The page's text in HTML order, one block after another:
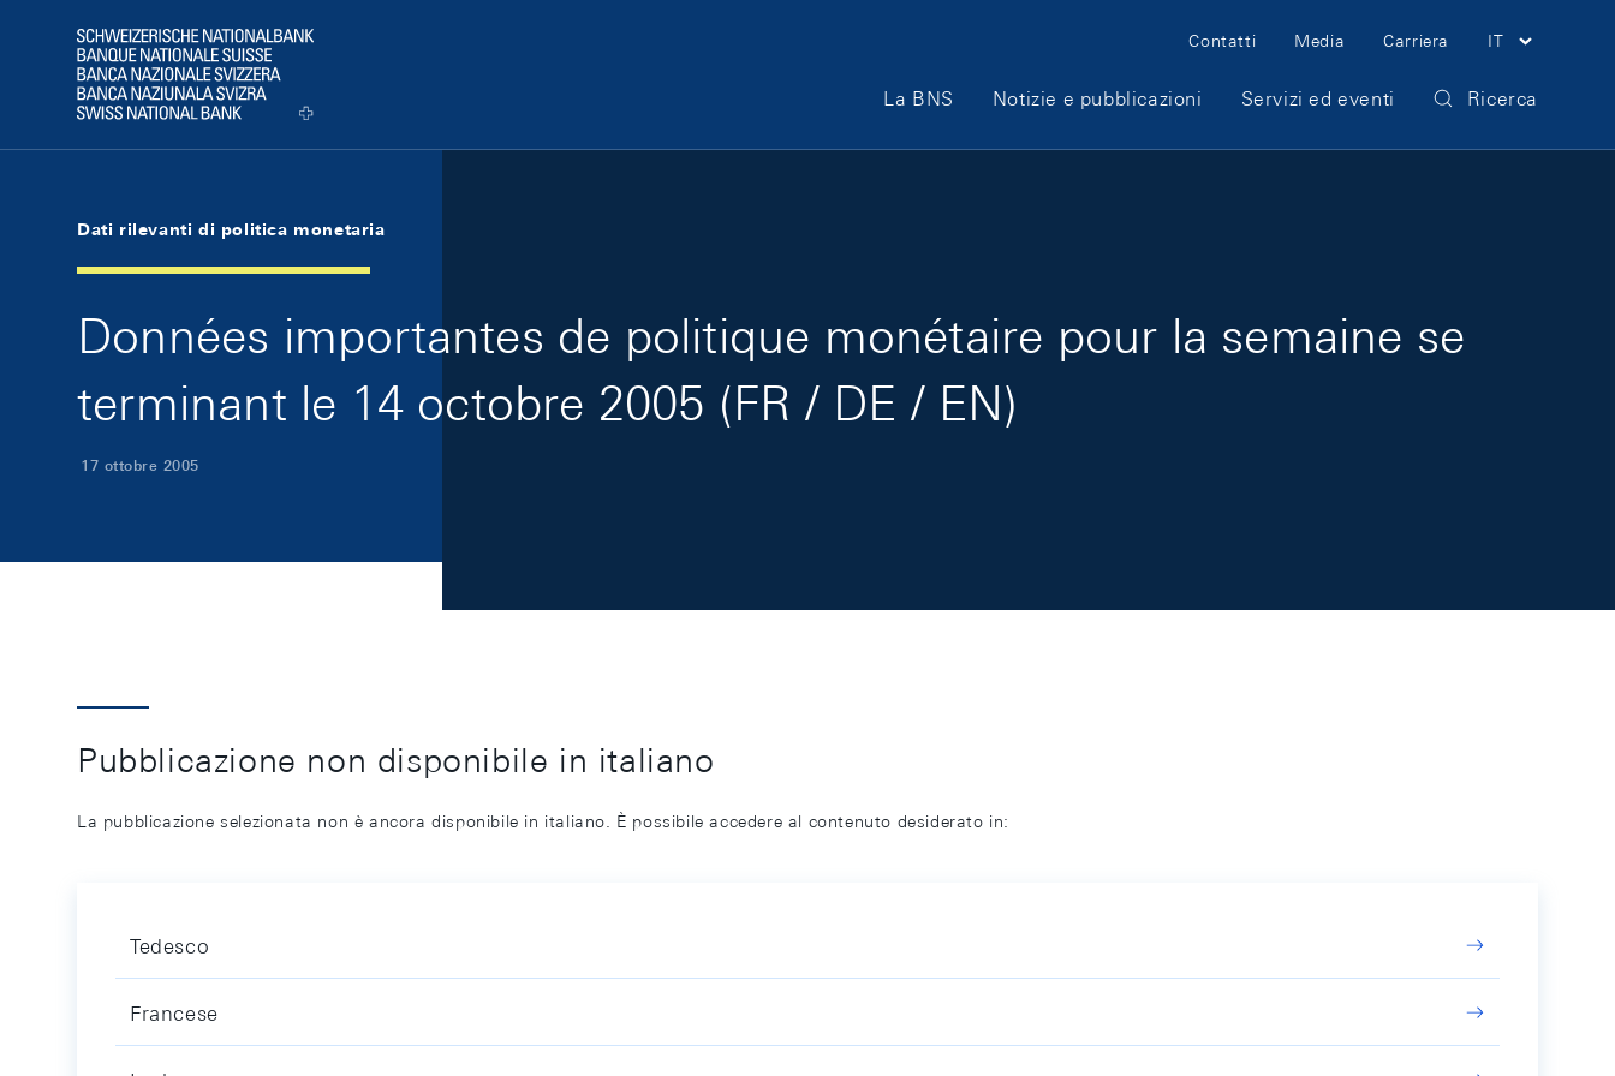
Logo
Meta Navigation
Contatti Media Carriera IT
Main Navigation
La BNS Notizie e pubblicazioni Servizi ed eventi Ricerca
Dati rilevanti di politica monetaria
Données importantes de politique monétaire pour la semaine se
terminant le 14 octobre 2005 (FR / DE / EN)
17 ottobre 2005
Pubblicazione non disponibile in italiano
La pubblicazione selezionata non è ancora disponibile in italiano. È possibile accedere al contenuto desiderato in:
Tedesco
Francese